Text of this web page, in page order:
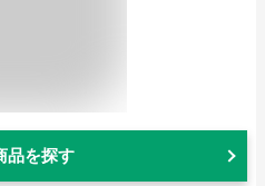
品を探す